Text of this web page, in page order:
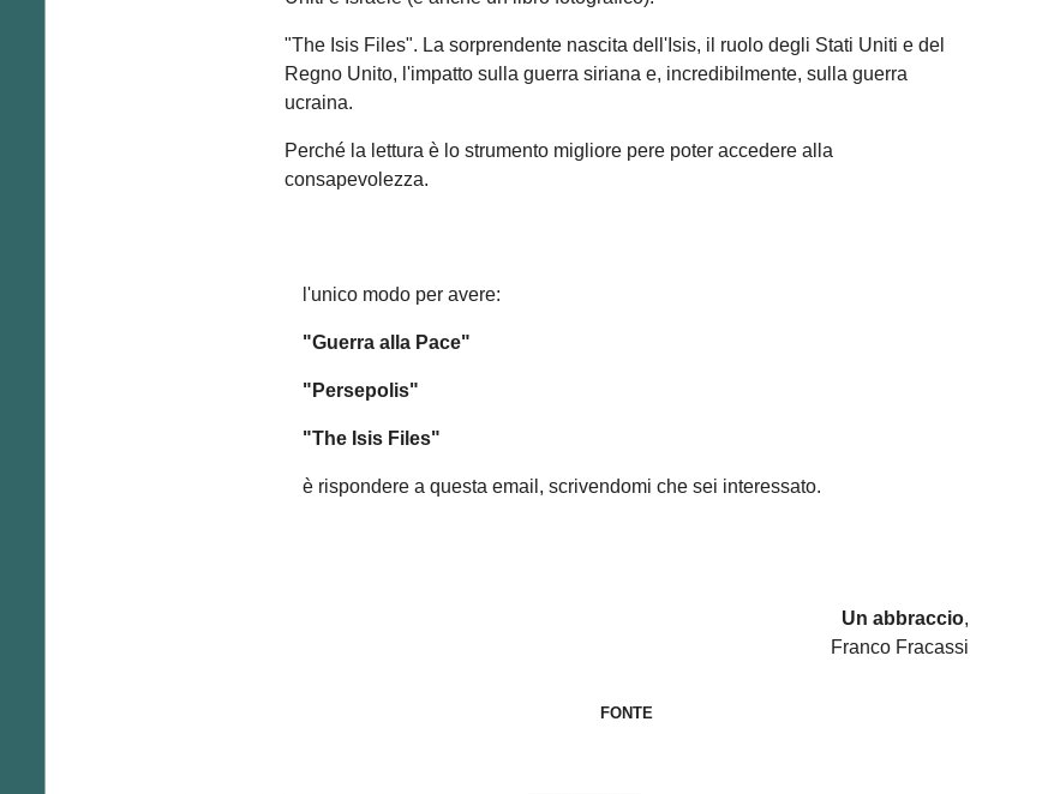
"The Isis Files". La sorprendente nascita dell'Isis, il ruolo degli Stati Uniti e del
Regno Unito, l'impatto sulla guerra siriana e, incredibilmente, sulla guerra
ucraina.
Perché la lettura è lo strumento migliore pere poter accedere alla
consapevolezza.
l'unico modo per avere:
"Guerra alla Pace"
"Persepolis"
"The Isis Files"
è rispondere a questa email, scrivendomi che sei interessato.
Un abbraccio,
Franco Fracassi
FONTE